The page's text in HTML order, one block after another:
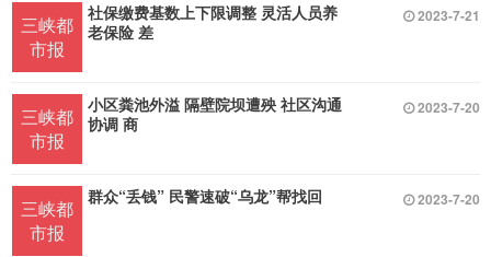
三峡都
市报
社保缴费基数上下限调整 灵活人员养
老保险 差
2023-7-21
三峡都
市报
小区粪池外溢 隔壁院坝遭殃 社区沟通
协调 商
2023-7-20
三峡都
市报
群众“丢钱” 民警速破“乌龙”帮找回 2023-7-20